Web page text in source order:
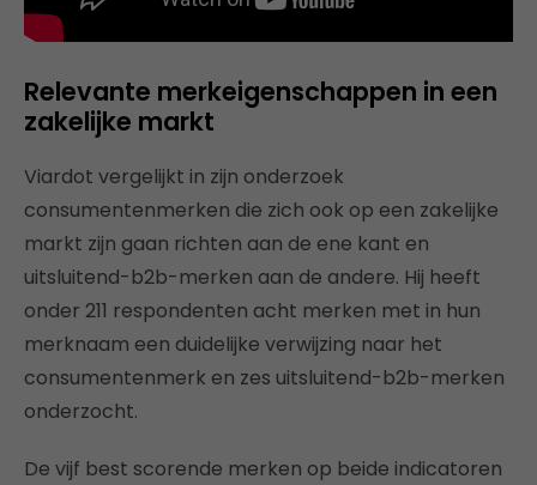
Relevante merkeigenschappen in een
zakelijke markt
Viardot vergelijkt in zijn onderzoek
consumentenmerken die zich ook op een zakelijke
markt zijn gaan richten aan de ene kant en
uitsluitend-b2b-merken aan de andere. Hij heeft
onder 211 respondenten acht merken met in hun
merknaam een duidelijke verwijzing naar het
consumentenmerk en zes uitsluitend-b2b-merken
onderzocht.
De vijf best scorende merken op beide indicatoren